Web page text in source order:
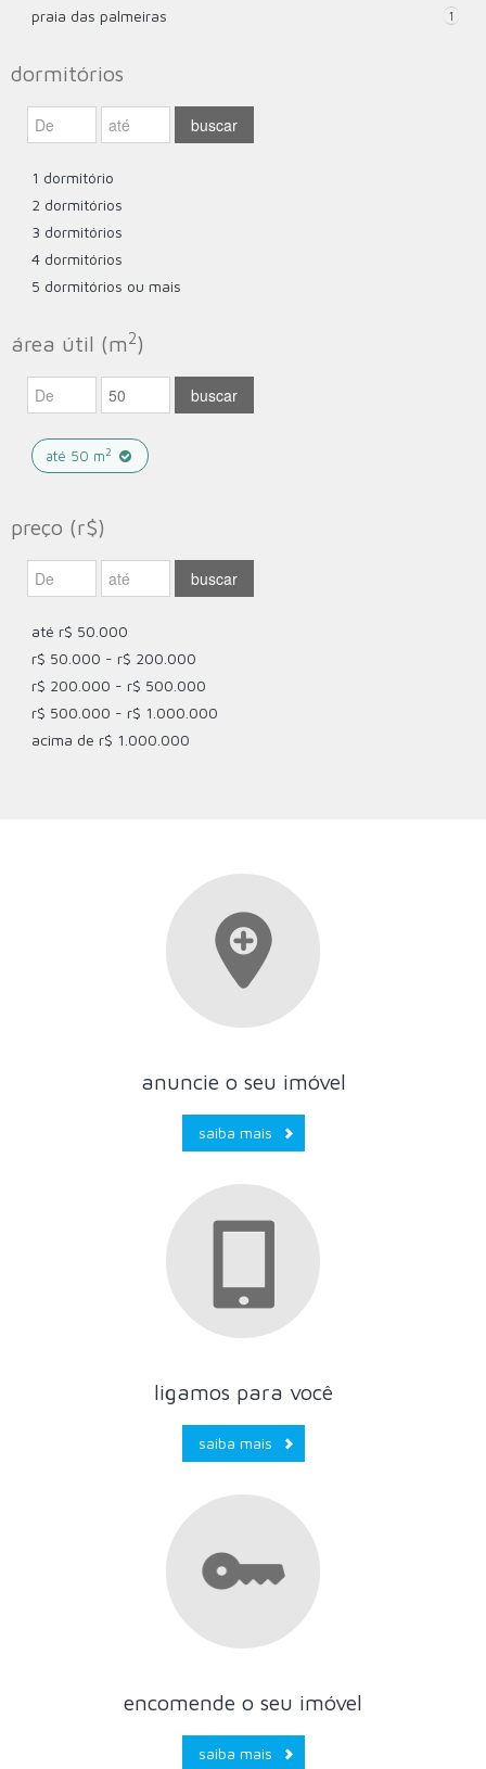
praia das palmeiras 1
dormitórios
1 dormitório
2 dormitórios
3 dormitórios
4 dormitórios
5 dormitórios ou mais
área útil (m2)
até 50 m2
preço (r$)
até r$ 50.000
r$ 50.000 - r$ 200.000
r$ 200.000 - r$ 500.000
r$ 500.000 - r$ 1.000.000
acima de r$ 1.000.000
anuncie o seu imóvel
saiba mais
ligamos para você
saiba mais
encomende o seu imóvel
saiba mais